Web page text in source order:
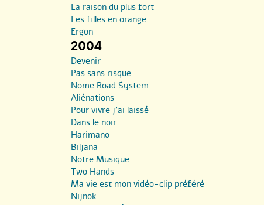
La raison du plus fort
Les filles en orange
Ergon
2004
Devenir
Pas sans risque
Nome Road System
Aliénations
Pour vivre j’ai laissé
Dans le noir
Harimano
Biljana
Notre Musique
Two Hands
Ma vie est mon vidéo-clip préféré
Nijnok